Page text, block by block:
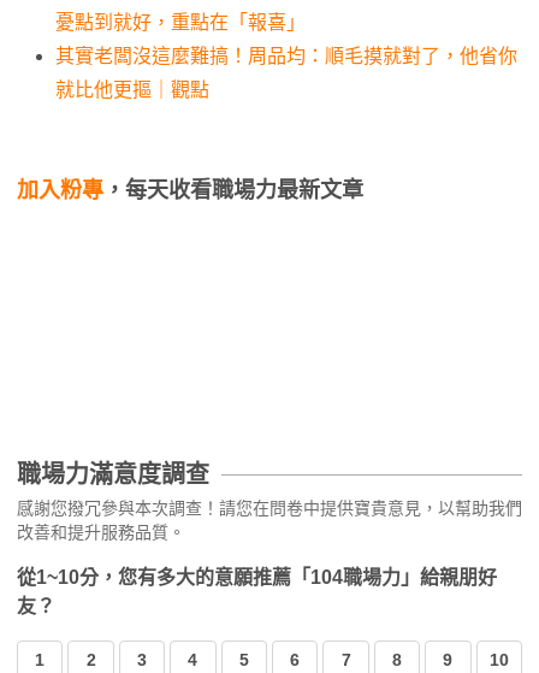
憂點到就好，重點在「報喜」
其實老闆沒這麼難搞！周品均：順毛摸就對了，他省你
就比他更摳｜觀點
加入粉專 ，每天收看職場力最新文章
職場力滿意度調查
感謝您撥冗參與本次調查！請您在問卷中提供寶貴意見，以幫助我們
改善和提升服務品質。
從1~10分，您有多大的意願推薦「104職場力」給親朋好
友？
1 2 3 4 5 6 7 8 9 10